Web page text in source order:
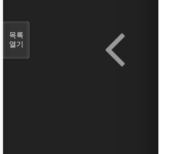
목록
열기